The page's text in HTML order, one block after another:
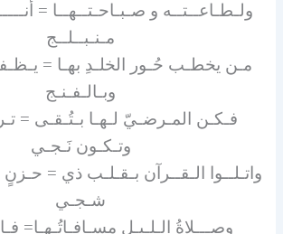
ولـطـاعــتــه و صـبـاحـتــهــا =
مـنـبــلــج
مـن يخطـب حُـور الخلـدِ بهـا =
وبـالـفـنـج
فـكـن المـرضـيّ لـهـا بـتُـقـى =
وتـكـون نَـجـي
واتـلــوا الـقــرآن بـقـلـب ذي =
شـجـي
وصـــلاةُ الـلـيـلِ مسـافـاتُـهـا=